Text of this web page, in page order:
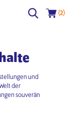
(2)
und
der
souverän